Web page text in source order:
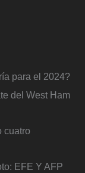
para el 2024?
del West Ham
cuatro
EFE Y AFP